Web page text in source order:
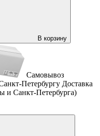
В корзину
Самовывоз
Петербургу Доставка
и Санкт-Петербурга)